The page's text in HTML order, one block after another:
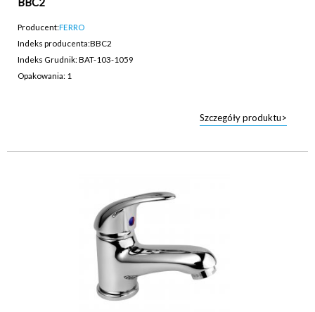
Producent:FERRO
Indeks producenta:BBC2
Indeks Grudnik: BAT-103-1059
Opakowania: 1
Szczegóły produktu>